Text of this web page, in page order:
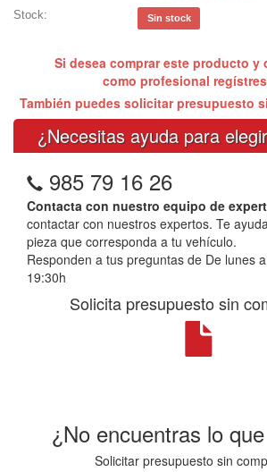
Stock: Sin stock
Si desea comprar este producto
como profesional
También puedes solicitar presupuesto
¿Necesitas ayuda para
985 79 16 26
Contacta con nuestro equipo de
contactar con nuestros expertos. Te
pieza que corresponda a tu vehículo.
Responden a tus preguntas de De lunes
19:30h
Solicita presupuesto sin
¿No encuentras lo
Solicitar presupuesto sin